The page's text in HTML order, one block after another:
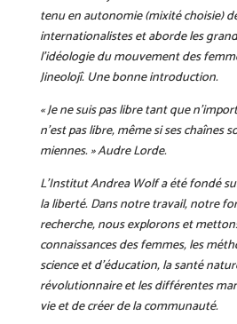
tenu en autonomie (mixité choisie)
internationalistes et aborde les
l’idéologie du mouvement des
Jineolojî. Une bonne introduction.
« Je ne suis pas libre tant que
n’est pas libre, même si ses chaînes
miennes. » Audre Lorde.
L’Institut Andrea Wolf a été fondé
la liberté. Dans notre travail, notre
recherche, nous explorons et
connaissances des femmes, les
science et d’éducation, la santé
révolutionnaire et les différentes
vie et de créer de la communauté.